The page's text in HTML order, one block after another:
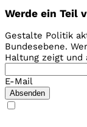
Werde ein Teil
Gestalte Politik
Bundesebene.
Haltung zeigt und
E-Mail
Absenden